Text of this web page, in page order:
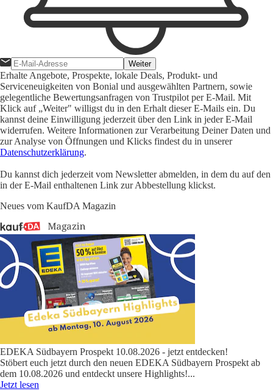
Weiter
Erhalte Angebote, Prospekte, lokale Deals, Produkt- und
Serviceneuigkeiten von Bonial und ausgewählten Partnern, sowie
gelegentliche Bewertungsanfragen von Trustpilot per E-Mail. Mit
Klick auf „Weiter" willigst du in den Erhalt dieser E-Mails ein. Du
kannst deine Einwilligung jederzeit über den Link in jeder E-Mail
widerrufen. Weitere Informationen zur Verarbeitung Deiner Daten und
zur Analyse von Öffnungen und Klicks findest du in unserer
Datenschutzerklärung.
Du kannst dich jederzeit vom Newsletter abmelden, in dem du auf den
in der E-Mail enthaltenen Link zur Abbestellung klickst.
Neues vom KaufDA Magazin
EDEKA Südbayern Prospekt 10.08.2026 - jetzt entdecken!
Stöbert euch jetzt durch den neuen EDEKA Südbayern Prospekt ab
dem 10.08.2026 und entdeckt unsere Highlights!...
Jetzt lesen